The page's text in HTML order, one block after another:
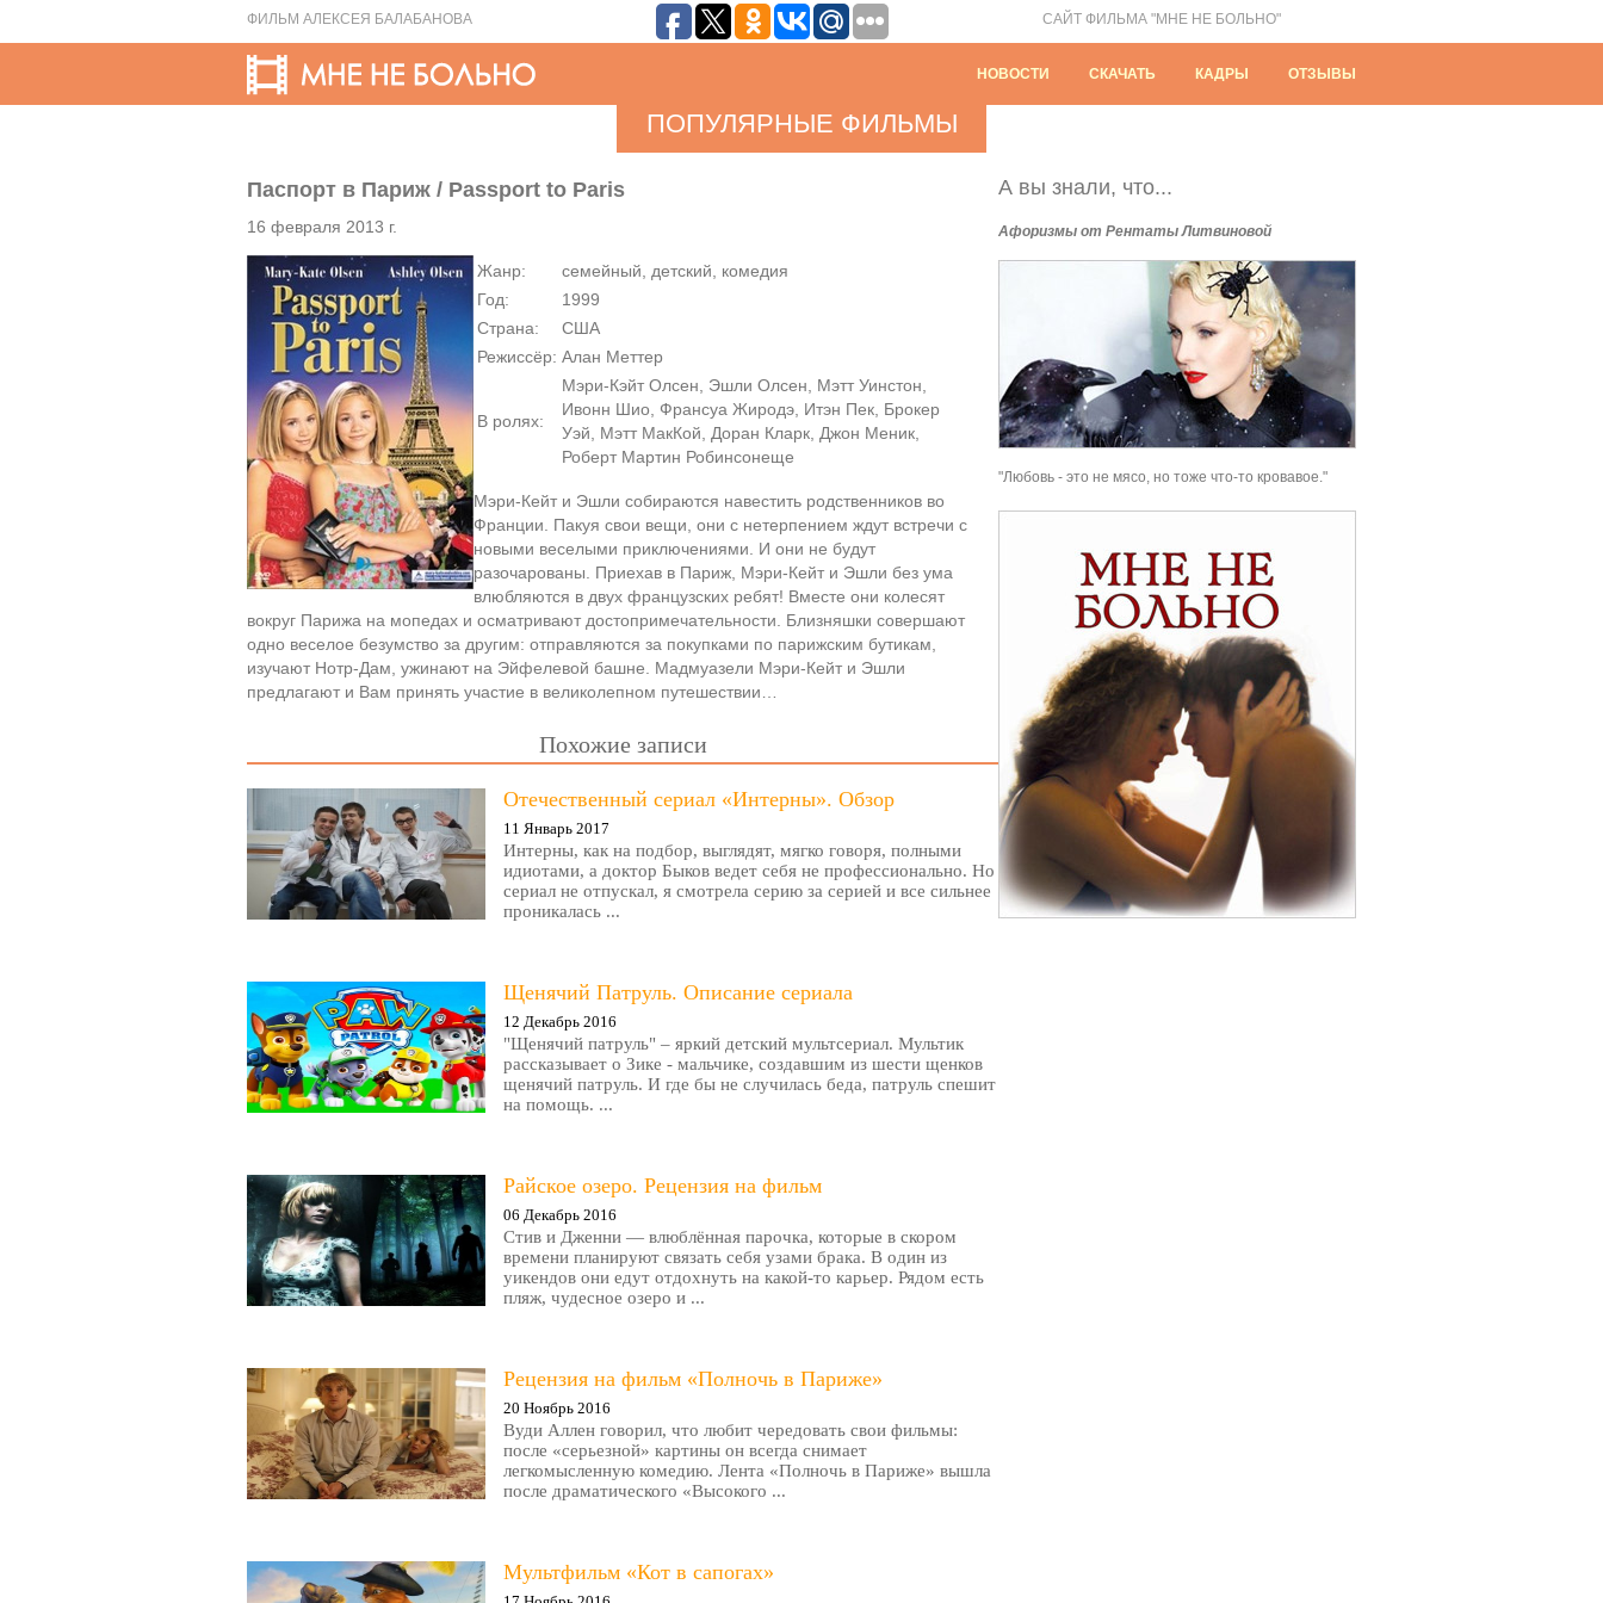
ФИЛЬМ АЛЕКСЕЯ БАЛАБАНОВА САЙТ ФИЛЬМА "МНЕ НЕ БОЛЬНО"
НОВОСТИ СКАЧАТЬ КАДРЫ ОТЗЫВЫ
ПОПУЛЯРНЫЕ ФИЛЬМЫ
Паспорт в Париж / Passport to Paris
16 февраля 2013 г.
Жанр:
семейный, детский, комедия
Год:
1999
Страна:
США
Режиссёр: Алан Меттер
В ролях:
Мэри-Кэйт Олсен, Эшли Олсен, Мэтт Уинстон,
Ивонн Шио, Франсуа Жиродэ, Итэн Пек, Брокер
Уэй, Мэтт МакКой, Доран Кларк, Джон Меник,
Роберт Мартин Робинсонеще
Мэри-Кейт и Эшли собираются навестить родственников во
Франции. Пакуя свои вещи, они с нетерпением ждут встречи с
новыми веселыми приключениями. И они не будут
разочарованы. Приехав в Париж, Мэри-Кейт и Эшли без ума
влюбляются в двух французских ребят! Вместе они колесят
вокруг Парижа на мопедах и осматривают достопримечательности. Близняшки совершают
одно веселое безумство за другим: отправляются за покупками по парижским бутикам,
изучают Нотр-Дам, ужинают на Эйфелевой башне. Мадмуазели Мэри-Кейт и Эшли
предлагают и Вам принять участие в великолепном путешествии…
Похожие записи
Отечественный сериал «Интерны». Обзор
11 Январь 2017
Интерны, как на подбор, выглядят, мягко говоря, полными
идиотами, а доктор Быков ведет себя не профессионально. Но
сериал не отпускал, я смотрела серию за серией и все сильнее
проникалась ...
Щенячий Патруль. Описание сериала
12 Декабрь 2016
"Щенячий патруль" – яркий детский мультсериал. Мультик
рассказывает о Зике - мальчике, создавшим из шести щенков
щенячий патруль. И где бы не случилась беда, патруль спешит
на помощь. ...
Райское озеро. Рецензия на фильм
06 Декабрь 2016
Стив и Дженни — влюблённая парочка, которые в скором
времени планируют связать себя узами брака. В один из
уикендов они едут отдохнуть на какой-то карьер. Рядом есть
пляж, чудесное озеро и ...
Рецензия на фильм «Полночь в Париже»
20 Ноябрь 2016
Вуди Аллен говорил, что любит чередовать свои фильмы:
после «серьезной» картины он всегда снимает
легкомысленную комедию. Лента «Полночь в Париже» вышла
после драматического «Высокого ...
Мультфильм «Кот в сапогах»
А вы знали, что...
Афоризмы от Рентаты Литвиновой
"Любовь - это не мясо, но тоже что-то кровавое."